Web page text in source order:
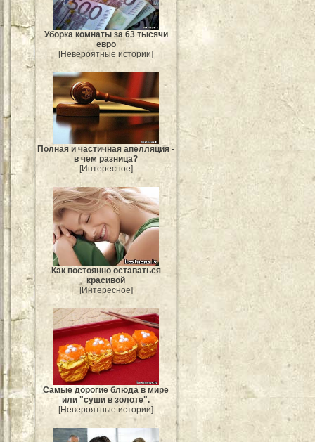
Уборка комнаты за 63 тысячи
евро
[Невероятные истории]
Полная и частичная апелляция -
в чем разница?
[Интересное]
Как постоянно оставаться
красивой
[Интересное]
Самые дорогие блюда в мире
или "суши в золоте".
[Невероятные истории]